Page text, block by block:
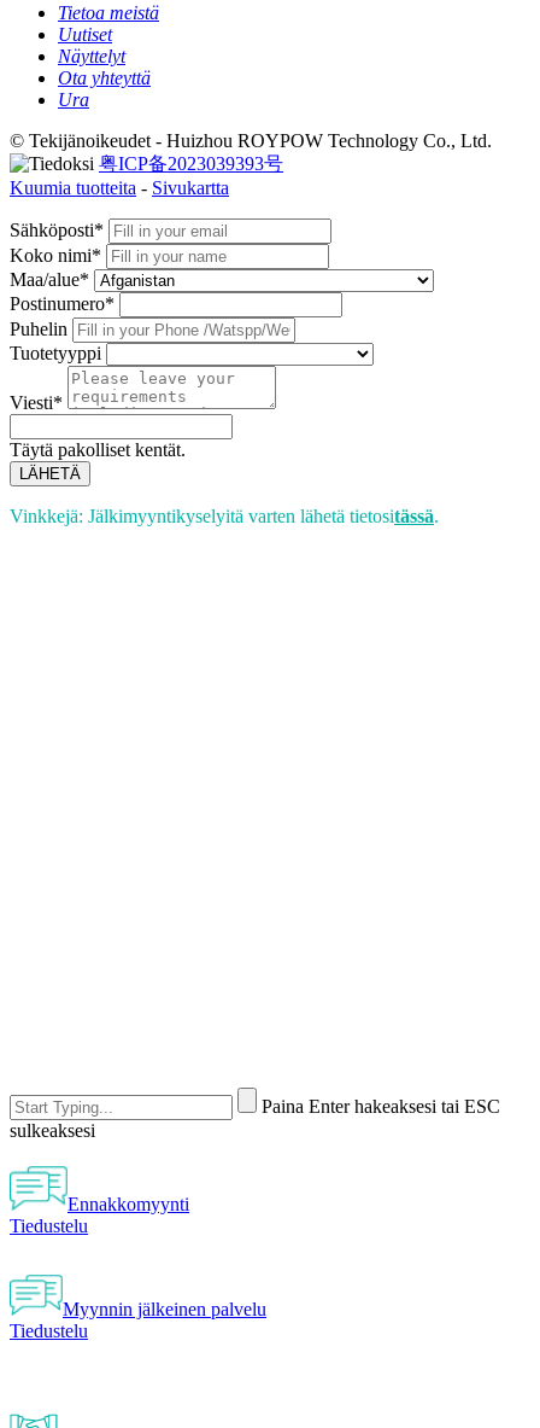
Tietoa meistä
Uutiset
Näyttelyt
Ota yhteyttä
Ura
© Tekijänoikeudet - Huizhou ROYPOW Technology Co., Ltd.
粤ICP备2023039393号
Kuumia tuotteita - Sivukartta
Sähköposti*
Koko nimi*
Maa/alue*
Postinumero*
Puhelin
Tuotetyyppi
Viesti*
Täytä pakolliset kentät.
LÄHETÄ
Vinkkejä: Jälkimyyntikyselyitä varten lähetä tietositässä.
Paina Enter hakeaksesi tai ESC
sulkeaksesi
Ennakkomyynti
Tiedustelu
Myynnin jälkeinen palvelu
Tiedustelu